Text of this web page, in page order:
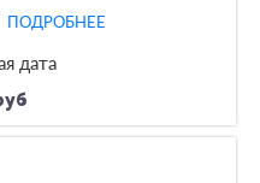
ПОДРОБНЕЕ
дата